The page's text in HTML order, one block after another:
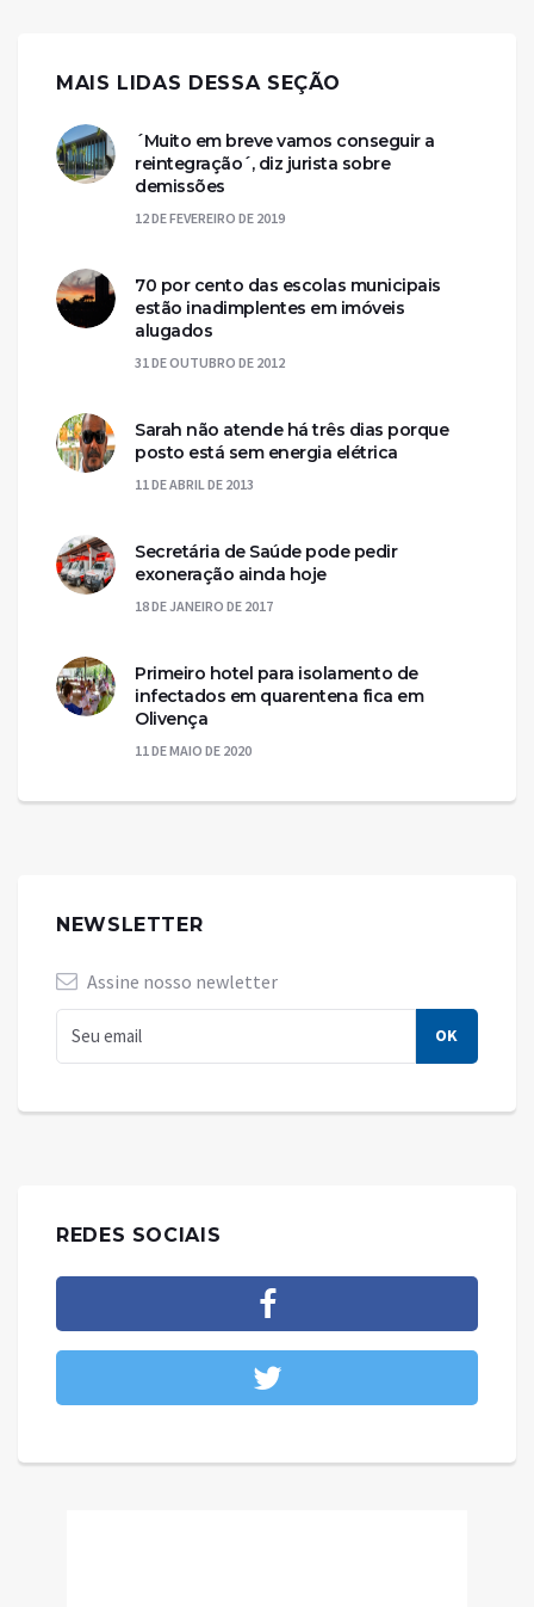
MAIS LIDAS DESSA SEÇÃO
´Muito em breve vamos conseguir a
reintegração´, diz jurista sobre
demissões
12 DE FEVEREIRO DE 2019
70 por cento das escolas municipais
estão inadimplentes em imóveis
alugados
31 DE OUTUBRO DE 2012
Sarah não atende há três dias porque
posto está sem energia elétrica
11 DE ABRIL DE 2013
Secretária de Saúde pode pedir
exoneração ainda hoje
18 DE JANEIRO DE 2017
Primeiro hotel para isolamento de
infectados em quarentena fica em
Olivença
11 DE MAIO DE 2020
NEWSLETTER
Assine nosso newletter
REDES SOCIAIS